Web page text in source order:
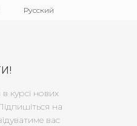
Русский
курсі нових
на
вас